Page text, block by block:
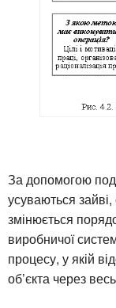
За допомогою
усуваються
змінюється
виробничої
процесу, у якій
об’єкта через